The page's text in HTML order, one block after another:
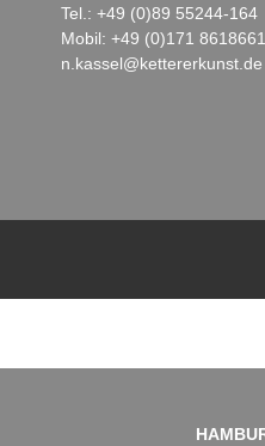
Tel.: +49 (0)89 55244-164
Mobil: +49 (0)171 8618661
n.kassel@kettererkunst.de